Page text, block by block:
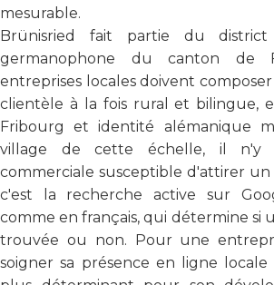
mesurable.
Brünisried fait partie du district
germanophone du canton de
entreprises locales doivent
clientèle à la fois rural et bilingue,
Fribourg et identité alémanique
village de cette échelle, il n'y
commerciale susceptible d'attirer un
c'est la recherche active sur
comme en français, qui détermine si
trouvée ou non. Pour une
soigner sa présence en ligne